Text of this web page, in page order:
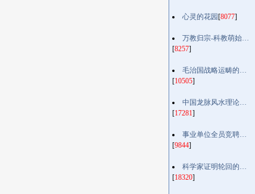
心灵的花园 [8077]
万教归宗-科教萌始…
[8257]
毛治国战略运畴的…
[10505]
中国龙脉风水理论…
[17281]
事业单位全员竞聘…
[9844]
科学家证明轮回的…
[18320]